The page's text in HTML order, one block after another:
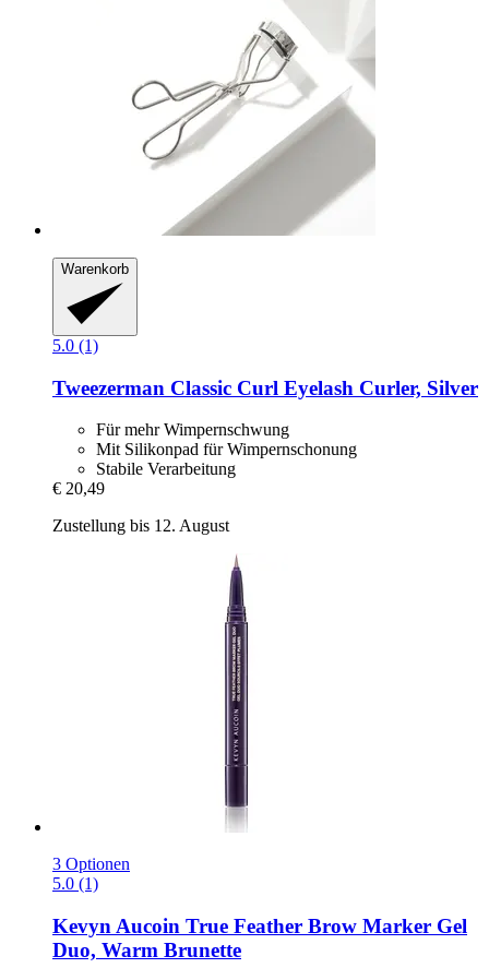
Warenkorb
5.0 (1)
Tweezerman Classic Curl Eyelash Curler, Silver
Für mehr Wimpernschwung
Mit Silikonpad für Wimpernschonung
Stabile Verarbeitung
€ 20,49
Zustellung bis 12. August
3 Optionen
5.0 (1)
Kevyn Aucoin True Feather Brow Marker Gel
Duo, Warm Brunette